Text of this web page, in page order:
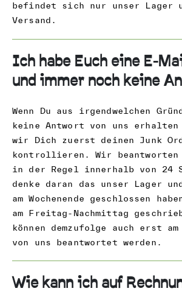
befindet sich nur unser Lager
Versand.
Ich habe Euch eine E-
und immer noch keine
Wenn Du aus irgendwelchen
keine Antwort von uns
wir Dich zuerst deinen Junk
kontrollieren. Wir
in der Regel innerhalb von 24
denke daran das unser Lager
am Wochenende geschlossen
am Freitag-Nachmittag
können demzufolge auch erst am
von uns beantwortet werden.
Wie kann ich auf